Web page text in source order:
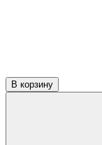
В корзину